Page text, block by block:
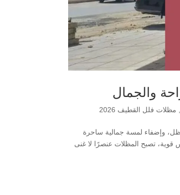
مظلات فلل القطيف 2026
تعزيز الراحة، توفير الظل، وإضفاء لمسة جمالية ساحرة
تصبح المظلات عنصرًا لا غنى